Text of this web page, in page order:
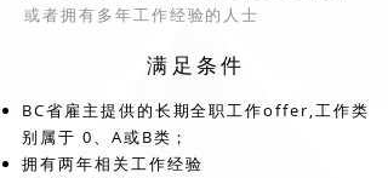
或者拥有多年工作经验的人士
满足条件
BC省雇主提供的长期全职工作offer,工作类
别属于 0、A或B类；
拥有两年相关工作经验